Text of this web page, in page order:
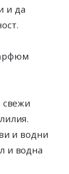
и да
свежи
и водни
и водна